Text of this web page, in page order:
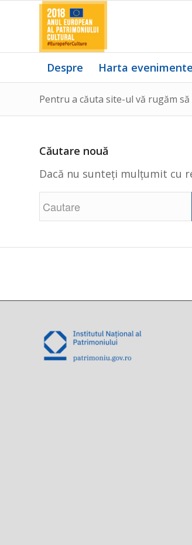
Despre Harta
Pentru a căuta site-ul vă rugăm
Căutare nouă
Dacă nu sunteți mulțumit cu